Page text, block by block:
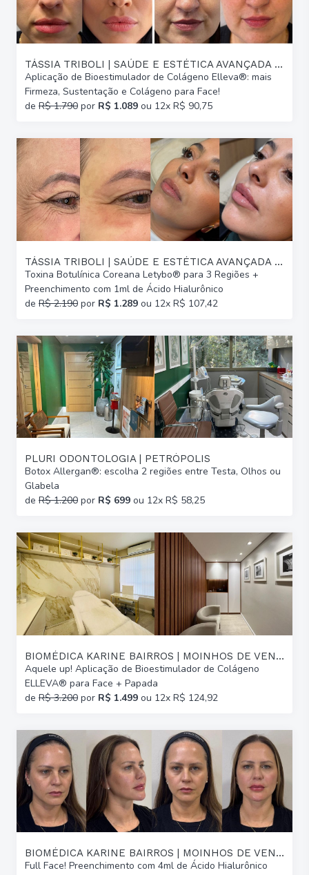
TÁSSIA TRIBOLI | SAÚDE E ESTÉTICA AVANÇADA | GLÓRIA
Aplicação de Bioestimulador de Colágeno Elleva®: mais
Firmeza, Sustentação e Colágeno para Face!
de R$ 1.790 por R$ 1.089 ou 12x R$ 90,75
TÁSSIA TRIBOLI | SAÚDE E ESTÉTICA AVANÇADA | GLÓRIA
Toxina Botulínica Coreana Letybo® para 3 Regiões +
Preenchimento com 1ml de Ácido Hialurônico
de R$ 2.190 por R$ 1.289 ou 12x R$ 107,42
PLURI ODONTOLOGIA | PETRÓPOLIS
Botox Allergan®: escolha 2 regiões entre Testa, Olhos ou
Glabela
de R$ 1.200 por R$ 699 ou 12x R$ 58,25
BIOMÉDICA KARINE BAIRROS | MOINHOS DE VENTO
Aquele up! Aplicação de Bioestimulador de Colágeno
ELLEVA® para Face + Papada
de R$ 3.200 por R$ 1.499 ou 12x R$ 124,92
BIOMÉDICA KARINE BAIRROS | MOINHOS DE VENTO
Full Face! Preenchimento com 4ml de Ácido Hialurônico